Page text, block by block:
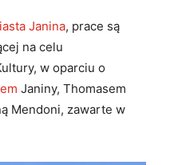
Janina, prace są
na celu
w oparciu o
Janiny, Thomasem
Mendoni, zawarte w